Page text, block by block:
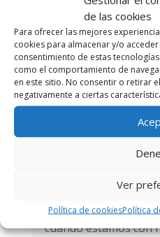
de las cookies
Para ofrecer las mejores
cookies para almacenar y/o
consentimiento de estas
como el comportamiento de
en este sitio. No consentir o retirar
negativamente a ciertas
Ver
Política de cookiesPolítica
estimulación
poradmin|Dic 4, 2023
Los juegos de mesa
forma de
cuando estamos con